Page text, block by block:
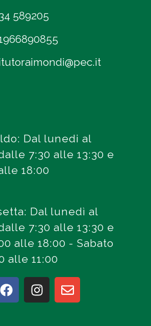
589205
Dal lunedi al
7:30 alle 13:30 e
18:00
Dal lunedì al
7:30 alle 13:30 e
alle 18:00 - Sabato
alle 11:00